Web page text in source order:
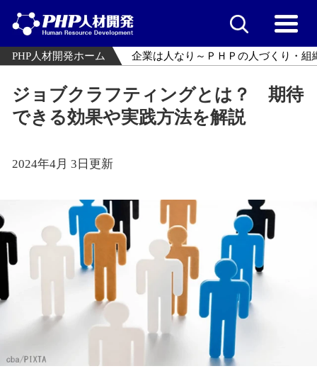
PHP人材開発ホーム 企業は人なり～ＰＨＰの人づくり・組
ジョブクラフティングとは？ 期待
できる効果や実践方法を解説
2024年4月 3日更新